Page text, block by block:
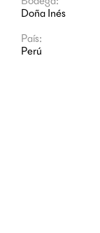
Doña Inés
País:
Perú